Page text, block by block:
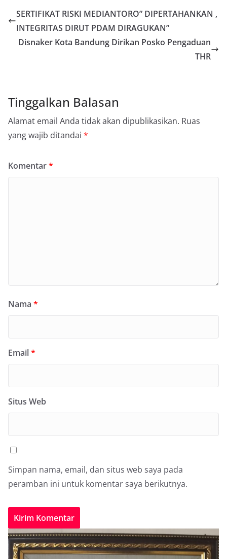
SERTIFIKAT RISKI MEDIANTORO” DIPERTAHANKAN ,
INTEGRITAS DIRUT PDAM DIRAGUKAN”
Disnaker Kota Bandung Dirikan Posko Pengaduan
THR
Tinggalkan Balasan
Alamat email Anda tidak akan dipublikasikan. Ruas
yang wajib ditandai *
Komentar*
Nama *
Email*
Situs Web
Simpan nama, email, dan situs web saya pada
peramban ini untuk komentar saya berikutnya.